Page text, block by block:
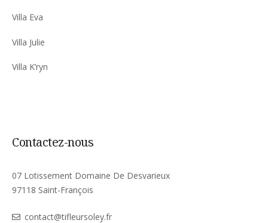
Villa Eva
Villa Julie
Villa K’ryn
Contactez-nous
07 Lotissement Domaine De Desvarieux
97118 Saint-François
contact@tifleursoley.fr